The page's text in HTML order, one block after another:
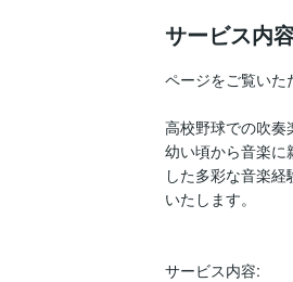
サービス内
ページをご覧いた
高校野球での吹奏
幼い頃から音楽に
した多彩な音楽
いたします。
サービス内容: